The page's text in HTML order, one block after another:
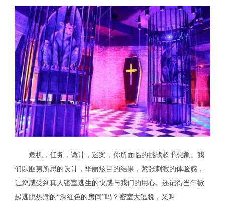
危机，任务，诡计，迷案，你所面临的挑战超乎想象。我
们以匪夷所思的设计，华丽炫目的结果，紧张刺激的体验感，
让您感受到真人密室逃生的快感与我们的用心。还记得当年掀
起逃脱热潮的“深红色的房间”吗？密室大逃脱，又叫